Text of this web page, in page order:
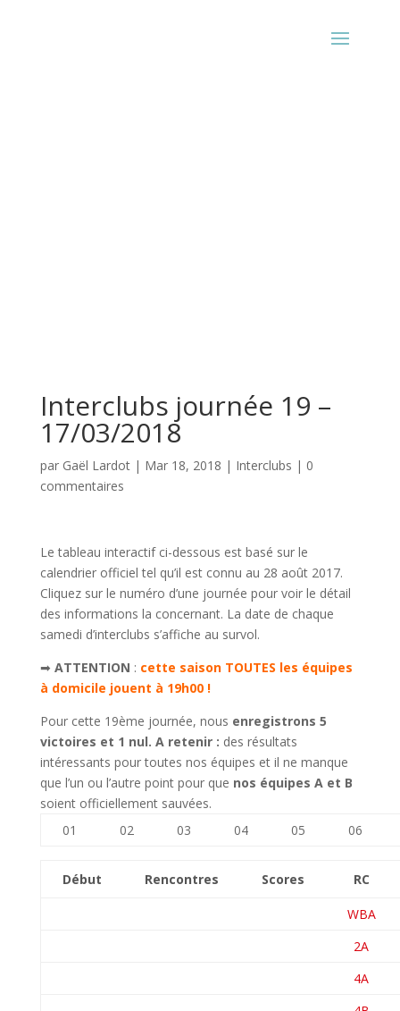
Interclubs journée 19 –
17/03/2018
par Gaël Lardot| Mar 18, 2018 | Interclubs | 0
commentaires
Le tableau interactif ci-dessous est basé sur le
calendrier officiel tel qu’il est connu au 28 août 2017.
Cliquez sur le numéro d’une journée pour voir le détail
des informations la concernant. La date de chaque
samedi d’interclubs s’affiche au survol.
➡ ATTENTION : cette saison TOUTES les équipes
à domicile jouent à 19h00 !
Pour cette 19ème journée, nous enregistrons 5
victoires et 1 nul. A retenir : des résultats
intéressants pour toutes nos équipes et il ne manque
que l’un ou l’autre point pour que nos équipes A et B
soient officiellement sauvées.
01
02 03 04 05 06
Début Rencontres Scores RC
WBA
2A
4A